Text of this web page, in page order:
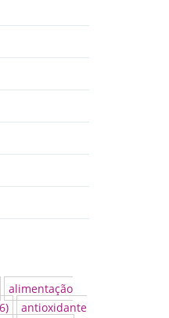
alimentação
antioxidante